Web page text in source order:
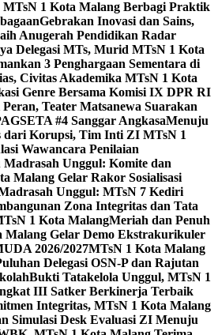
1 Kota Malang Berbagi Praktik
Gebrakan Inovasi dan Sains,
Anugerah Pendidikan Radar
Delegasi MTs, Murid MTsN 1 Kota
3 Penghargaan Sementara di
Civitas Akademika MTsN 1 Kota
Genre Bersama Komisi IX DPR RI
Teater Matsanewa Suarakan
#4 Sanggar AngkasaMenuju
dari Korupsi, Tim Inti ZI MTsN 1
Wawancara Penilaian
Unggul: Komite dan
Malang Gelar Rakor Sosialisasi
Unggul: MTsN 7 Kediri
Zona Integritas dan Tata
1 Kota MalangMeriah dan Penuh
Malang Gelar Demo Ekstrakurikuler
2026/2027MTsN 1 Kota Malang
Delegasi OSN-P dan Rajutan
Bukti Tatakelola Unggul, MTsN 1
III Satker Berkinerja Terbaik
Integritas, MTsN 1 Kota Malang
Simulasi Desk Evaluasi ZI Menuju